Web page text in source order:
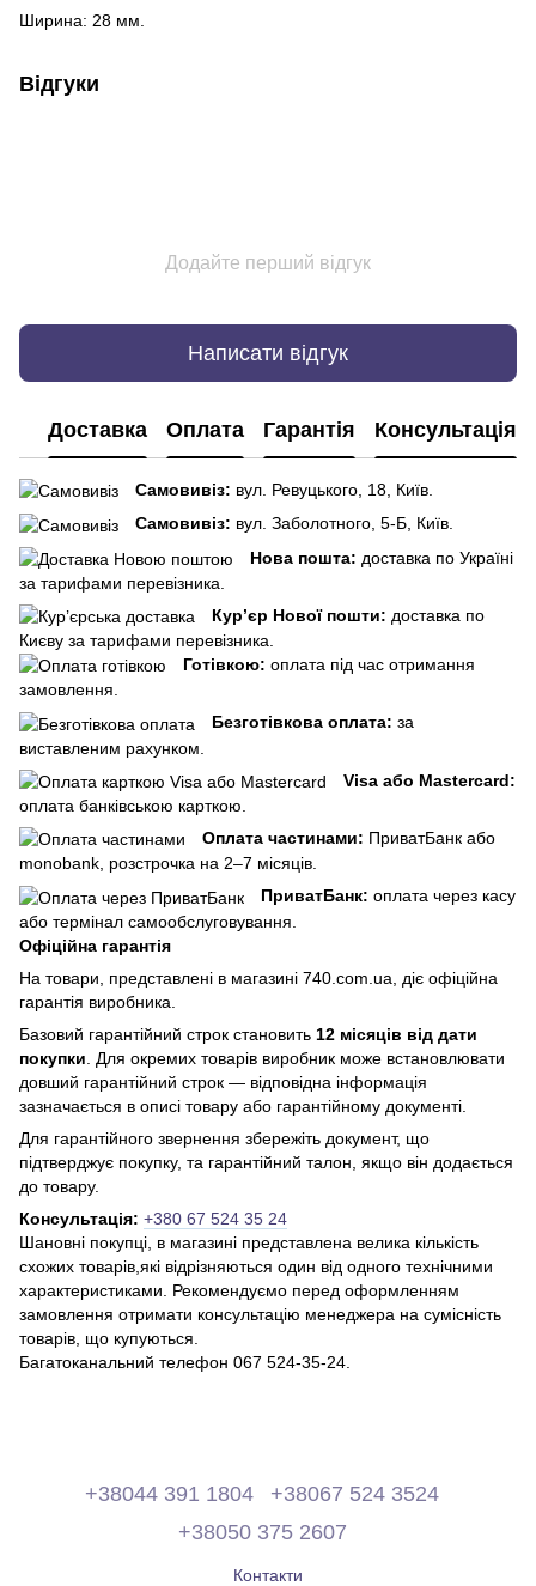
Ширина: 28 мм.
Відгуки
Додайте перший відгук
Написати відгук
Доставка Оплата Гарантія Консультація
Самовивіз: вул. Ревуцького, 18, Київ.
Самовивіз: вул. Заболотного, 5-Б, Київ.
Нова пошта: доставка по Україні
за тарифами перевізника.
Кур’єр Нової пошти: доставка по
Києву за тарифами перевізника.
Готівкою: оплата під час отримання
замовлення.
Безготівкова оплата: за
виставленим рахунком.
Visa або Mastercard:
оплата банківською карткою.
Оплата частинами: ПриватБанк або
monobank, розстрочка на 2–7 місяців.
ПриватБанк: оплата через касу
або термінал самообслуговування.
Офіційна гарантія
На товари, представлені в магазині 740.com.ua, діє офіційна
гарантія виробника.
Базовий гарантійний строк становить 12 місяців від дати
покупки . Для окремих товарів виробник може встановлювати
довший гарантійний строк — відповідна інформація
зазначається в описі товару або гарантійному документі.
Для гарантійного звернення збережіть документ, що
підтверджує покупку, та гарантійний талон, якщо він додається
до товару.
Консультація: +380 67 524 35 24
Шановні покупці, в магазині представлена ​​велика кількість
схожих товарів,які відрізняються один від одного технічними
характеристиками. Рекомендуємо перед оформленням
замовлення отримати консультацію менеджера на сумісність
товарів, що купуються.
Багатоканальний телефон 067 524-35-24.
+38044 391 1804
+38067 524 3524
+38050 375 2607
Контакти